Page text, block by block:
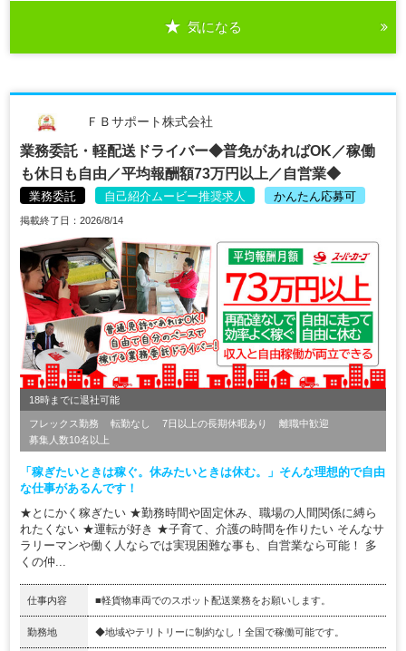
気になる
ＦＢサポート株式会社
業務委託・軽配送ドライバー◆普免があればOK／稼働
も休日も自由／平均報酬額73万円以上／自営業◆
業務委託 自己紹介ムービー推奨求人 かんたん応募可
掲載終了日：2026/8/14
18時までに退社可能
フレックス勤務 転勤なし 7日以上の長期休暇あり
離職中歓迎
募集人数10名以上
「稼ぎたいときは稼ぐ。休みたいときは休む。」そんな理想的で自由
な仕事があるんです！
★とにかく稼ぎたい ★勤務時間や固定休み、職場の人間関係に縛ら
れたくない ★運転が好き ★子育て、介護の時間を作りたい そんなサ
ラリーマンや働く人ならでは実現困難な事も、自営業なら可能！ 多
くの仲...
仕事内容 ■軽貨物車両でのスポット配送業務をお願いします。
勤務地 ◆地域やテリトリーに制約なし！全国で稼働可能です。